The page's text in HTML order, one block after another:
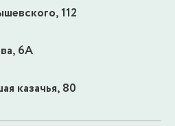
112
6А
казачья, 80